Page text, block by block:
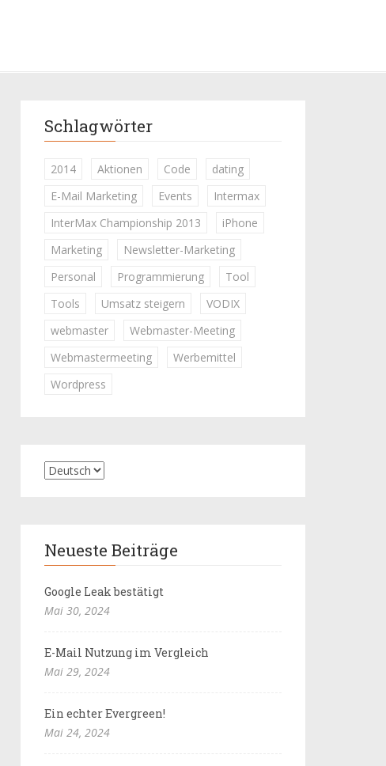
Schlagwörter
2014 Aktionen Code
dating
E-Mail Marketing
Events
Intermax
InterMax Championship 2013
iPhone
Marketing
Newsletter-Marketing
Personal
Programmierung
Tool
Tools
Umsatz steigern
VODIX
webmaster
Webmaster-Meeting
Webmastermeeting
Werbemittel
Wordpress
Neueste Beiträge
Google Leak bestätigt
Mai 30, 2024
E-Mail Nutzung im Vergleich
Mai 29, 2024
Ein echter Evergreen!
Mai 24, 2024